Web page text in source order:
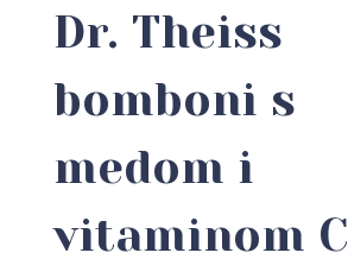
Dr. Theiss
bomboni s
medom i
vitaminom C